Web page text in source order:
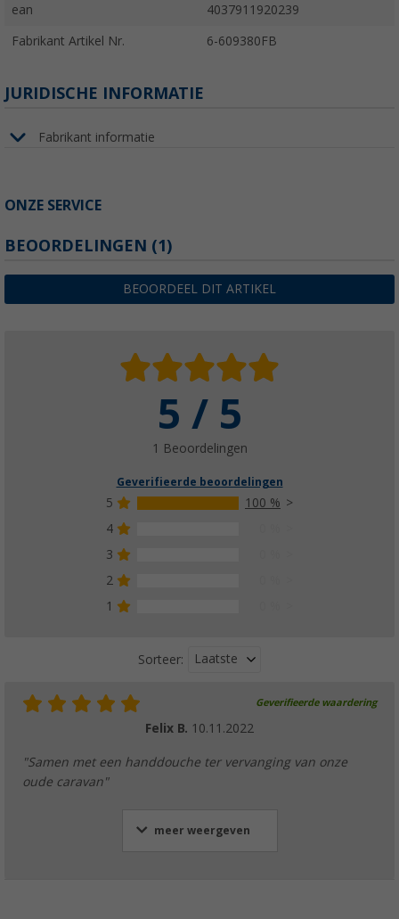
ean 4037911920239
Fabrikant Artikel Nr. 6-609380FB
JURIDISCHE INFORMATIE
Fabrikant informatie
ONZE SERVICE
BEOORDELINGEN (1)
BEOORDEEL DIT ARTIKEL
5 / 5
1 Beoordelingen
Geverifieerde beoordelingen
5
100 %
4
3
2
1
Sorteer: Laatste
Geverifieerde waardering
Felix B. 10.11.2022
"Samen met een handdouche ter vervanging van onze
oude caravan"
meer weergeven